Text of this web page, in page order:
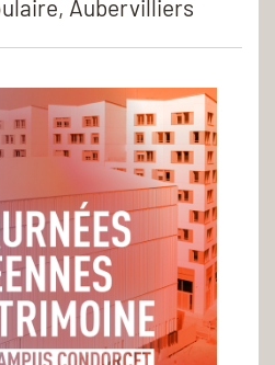
Aubervilliers